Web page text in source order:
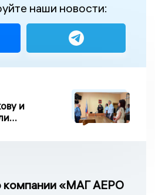
наши новости:
и
компании «МАГ АЕРО